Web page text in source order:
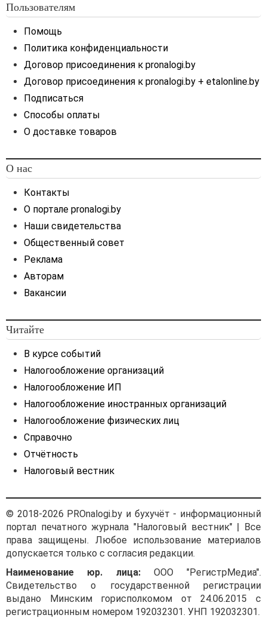
валютных операций
иностранной валюты срок
оплаты нерезидентом
необходимо
в случае продления
(увеличения) срока
Беларусь для совершения
100% предоплата. Договор
и действует по 31.12.2022.
Как видим, в нашем случае
договора без продления
(увеличения) его срока.
Таким образом, импортер
не должен в обязательном
порядке до совершения
платежа нерезиденту
приводить договор
в соответствие с новым
валютным
законодательством,
Пользователям
Помощь
Политика конфиденциальности
Договор присоединения к pronalogi.by
Договор присоединения к pronalogi.by + etalonline.by
Подписаться
Способы оплаты
О доставке товаров
О нас
Контакты
О портале pronalogi.by
Наши свидетельства
Общественный совет
Реклама
Авторам
Вакансии
Читайте
В курсе событий
Налогообложение организаций
Налогообложение ИП
Налогообложение иностранных организаций
Налогообложение физических лиц
Справочно
Отчётность
Налоговый вестник
© 2018-2026 PROnalogi.by и бухучёт - информационный
портал печатного журнала "Налоговый вестник" | Все
права защищены. Любое использование материалов
допускается только с согласия редакции.
Наименование юр. лица:ООО "РегистрМедиа".
Свидетельство о государственной регистрации
выдано Минским горисполкомом от 24.06.2015 с
регистрационным номером 192032301. УНП 192032301.